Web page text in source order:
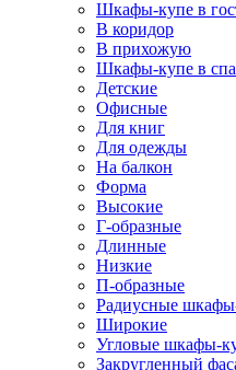
Шкафы-купе в
В коридор
В прихожую
Шкафы-купе в
Детские
Офисные
Для книг
Для одежды
На балкон
Форма
Высокие
Г-образные
Длинные
Низкие
П-образные
Радиусные
Широкие
Угловые шкафы-
Закругленный